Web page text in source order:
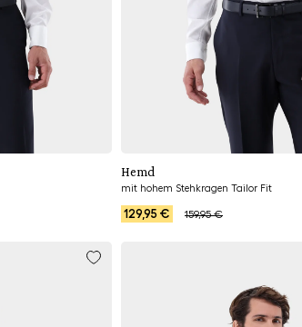
Hinzufügen
Hemd
mit hohem Stehkragen Tailor Fit
129,95 € 159,95 €